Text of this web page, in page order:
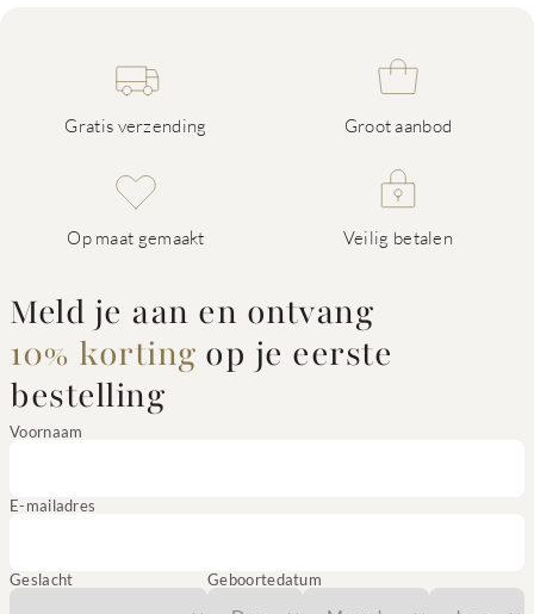
Gratis verzending Groot aanbod
Op maat gemaakt Veilig betalen
Meld je aan en ontvang
10% korting op je eerste
bestelling
Voornaam
E-mailadres
Geslacht Geboortedatum